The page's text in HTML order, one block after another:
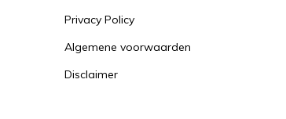
Privacy Policy
Algemene voorwaarden
Disclaimer